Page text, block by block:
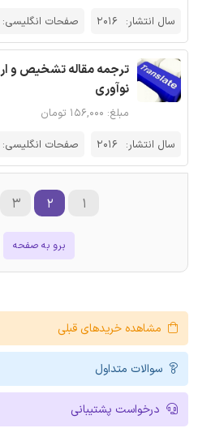
سال انتشار: 2016 صفحات انگلیسی:
ترجمه مقاله تشخیص و
نوآوری
مبلغ: ۱۵۶,۰۰۰ تومان
سال انتشار: 2016 صفحات انگلیسی:
برو به صفحه
۱ ۲ ۳
مشاهده خریدهای قبلی
سوالات متداول
درخواست پشتیبانی